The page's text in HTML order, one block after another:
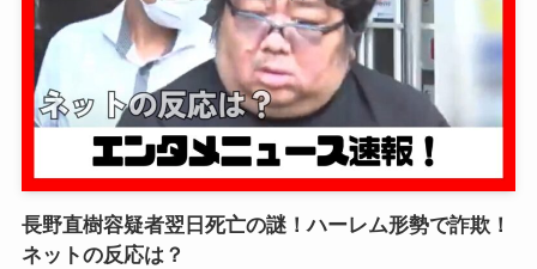
長野直樹容疑者翌日死亡の謎！ハーレム形勢で詐欺！
ネットの反応は？